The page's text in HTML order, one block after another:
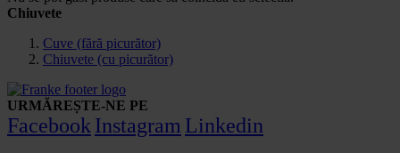
Chiuvete
Cuve (fără picurător)
Chiuvete (cu picurător)
URMĂREȘTE-NE PE
Facebook Instagram Linkedin